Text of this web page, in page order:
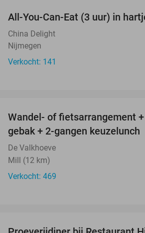
All-You-Can-Eat (3 uur) in
China Delight
Nijmegen
Verkocht: 141
Wandel- of fietsarrangement
gebak + 2-gangen keuzelunch
De Valkhoeve
Mill (12 km)
Verkocht: 469